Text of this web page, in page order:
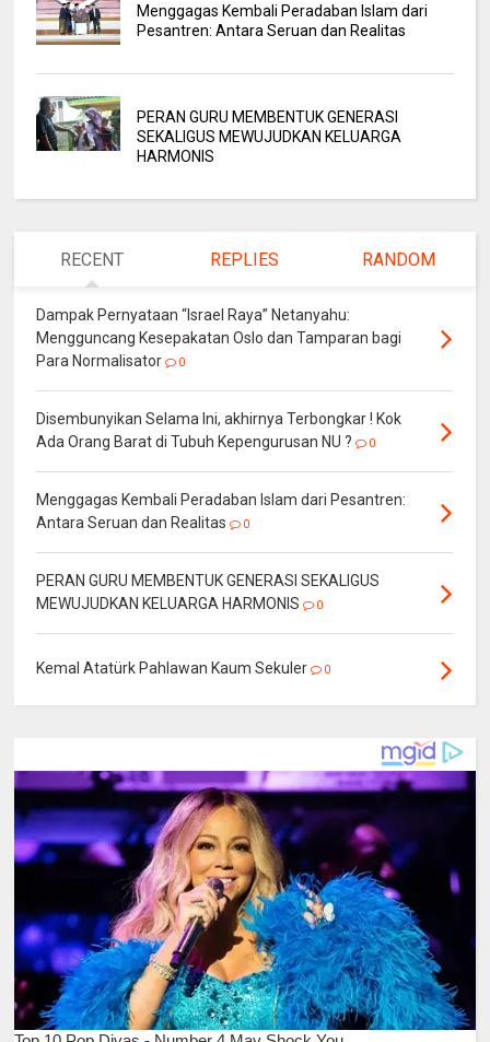
Menggagas Kembali Peradaban Islam dari
Pesantren: Antara Seruan dan Realitas
PERAN GURU MEMBENTUK GENERASI
SEKALIGUS MEWUJUDKAN KELUARGA
HARMONIS
RECENT REPLIES RANDOM
Dampak Pernyataan “Israel Raya” Netanyahu:
Mengguncang Kesepakatan Oslo dan Tamparan bagi
Para Normalisator
0
Disembunyikan Selama Ini, akhirnya Terbongkar ! Kok
Ada Orang Barat di Tubuh Kepengurusan NU ?
0
Menggagas Kembali Peradaban Islam dari Pesantren:
Antara Seruan dan Realitas
0
PERAN GURU MEMBENTUK GENERASI SEKALIGUS
MEWUJUDKAN KELUARGA HARMONIS
0
Kemal Atatürk Pahlawan Kaum Sekuler 0